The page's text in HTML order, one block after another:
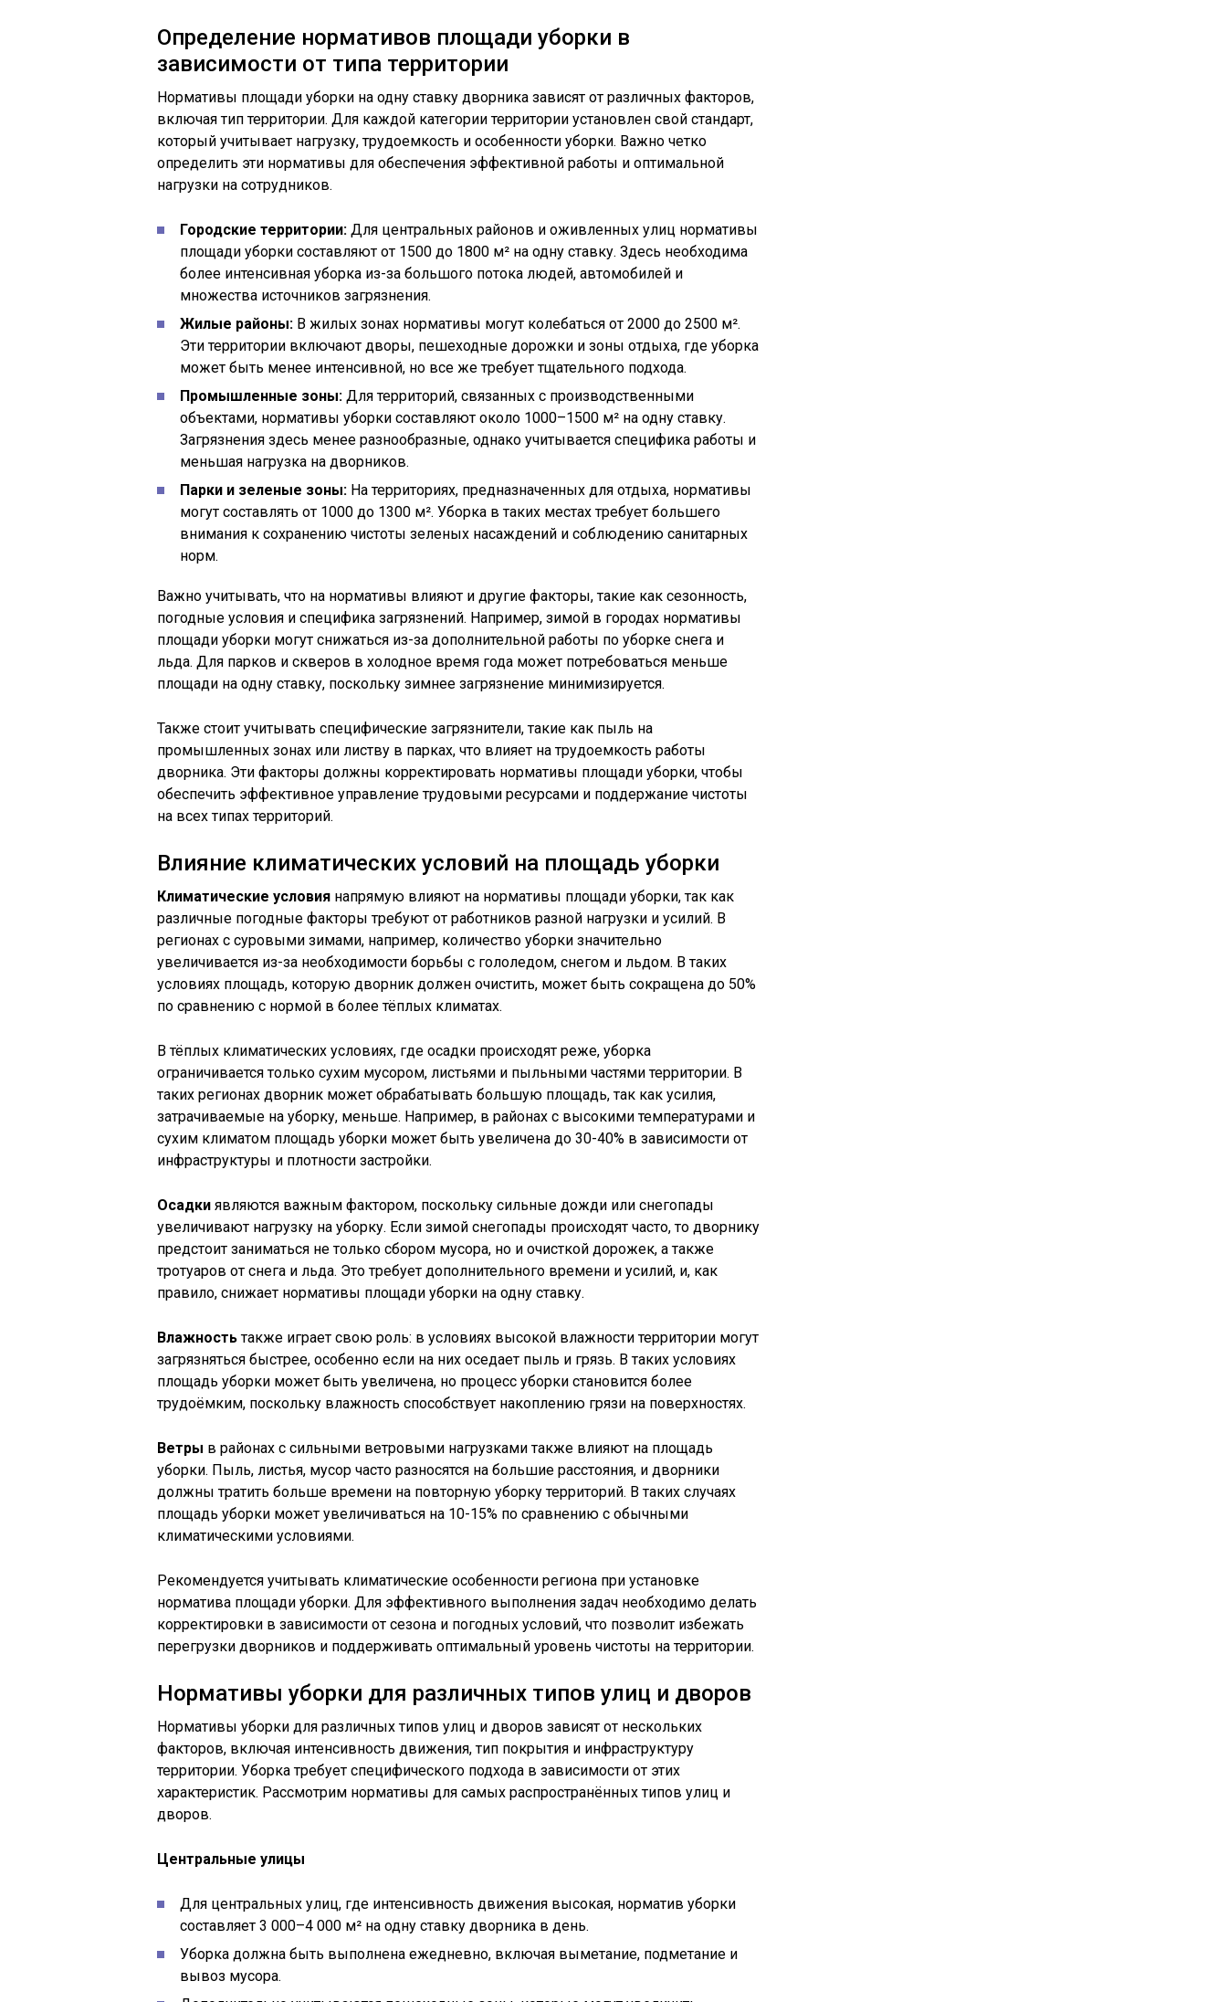
Определение нормативов площади уборки в
зависимости от типа территории
Нормативы площади уборки на одну ставку дворника зависят от различных факторов,
включая тип территории. Для каждой категории территории установлен свой стандарт,
который учитывает нагрузку, трудоемкость и особенности уборки. Важно четко
определить эти нормативы для обеспечения эффективной работы и оптимальной
нагрузки на сотрудников.
Городские территории: Для центральных районов и оживленных улиц нормативы
площади уборки составляют от 1500 до 1800 м² на одну ставку. Здесь необходима
более интенсивная уборка из-за большого потока людей, автомобилей и
множества источников загрязнения.
Жилые районы: В жилых зонах нормативы могут колебаться от 2000 до 2500 м².
Эти территории включают дворы, пешеходные дорожки и зоны отдыха, где уборка
может быть менее интенсивной, но все же требует тщательного подхода.
Промышленные зоны: Для территорий, связанных с производственными
объектами, нормативы уборки составляют около 1000–1500 м² на одну ставку.
Загрязнения здесь менее разнообразные, однако учитывается специфика работы и
меньшая нагрузка на дворников.
Парки и зеленые зоны: На территориях, предназначенных для отдыха, нормативы
могут составлять от 1000 до 1300 м². Уборка в таких местах требует большего
внимания к сохранению чистоты зеленых насаждений и соблюдению санитарных
норм.
Важно учитывать, что на нормативы влияют и другие факторы, такие как сезонность,
погодные условия и специфика загрязнений. Например, зимой в городах нормативы
площади уборки могут снижаться из-за дополнительной работы по уборке снега и
льда. Для парков и скверов в холодное время года может потребоваться меньше
площади на одну ставку, поскольку зимнее загрязнение минимизируется.
Также стоит учитывать специфические загрязнители, такие как пыль на
промышленных зонах или листву в парках, что влияет на трудоемкость работы
дворника. Эти факторы должны корректировать нормативы площади уборки, чтобы
обеспечить эффективное управление трудовыми ресурсами и поддержание чистоты
на всех типах территорий.
Влияние климатических условий на площадь уборки
Климатические условия напрямую влияют на нормативы площади уборки, так как
различные погодные факторы требуют от работников разной нагрузки и усилий. В
регионах с суровыми зимами, например, количество уборки значительно
увеличивается из-за необходимости борьбы с гололедом, снегом и льдом. В таких
условиях площадь, которую дворник должен очистить, может быть сокращена до 50%
по сравнению с нормой в более тёплых климатах.
В тёплых климатических условиях, где осадки происходят реже, уборка
ограничивается только сухим мусором, листьями и пыльными частями территории. В
таких регионах дворник может обрабатывать большую площадь, так как усилия,
затрачиваемые на уборку, меньше. Например, в районах с высокими температурами и
сухим климатом площадь уборки может быть увеличена до 30-40% в зависимости от
инфраструктуры и плотности застройки.
Осадки являются важным фактором, поскольку сильные дожди или снегопады
увеличивают нагрузку на уборку. Если зимой снегопады происходят часто, то дворнику
предстоит заниматься не только сбором мусора, но и очисткой дорожек, а также
тротуаров от снега и льда. Это требует дополнительного времени и усилий, и, как
правило, снижает нормативы площади уборки на одну ставку.
Влажностьтакже играет свою роль: в условиях высокой влажности территории могут
загрязняться быстрее, особенно если на них оседает пыль и грязь. В таких условиях
площадь уборки может быть увеличена, но процесс уборки становится более
трудоёмким, поскольку влажность способствует накоплению грязи на поверхностях.
Ветры в районах с сильными ветровыми нагрузками также влияют на площадь
уборки. Пыль, листья, мусор часто разносятся на большие расстояния, и дворники
должны тратить больше времени на повторную уборку территорий. В таких случаях
площадь уборки может увеличиваться на 10-15% по сравнению с обычными
климатическими условиями.
Рекомендуется учитывать климатические особенности региона при установке
норматива площади уборки. Для эффективного выполнения задач необходимо делать
корректировки в зависимости от сезона и погодных условий, что позволит избежать
перегрузки дворников и поддерживать оптимальный уровень чистоты на территории.
Нормативы уборки для различных типов улиц и дворов
Нормативы уборки для различных типов улиц и дворов зависят от нескольких
факторов, включая интенсивность движения, тип покрытия и инфраструктуру
территории. Уборка требует специфического подхода в зависимости от этих
характеристик. Рассмотрим нормативы для самых распространённых типов улиц и
дворов.
Центральные улицы
Для центральных улиц, где интенсивность движения высокая, норматив уборки
составляет 3 000–4 000 м² на одну ставку дворника в день.
Уборка должна быть выполнена ежедневно, включая выметание, подметание и
вывоз мусора.